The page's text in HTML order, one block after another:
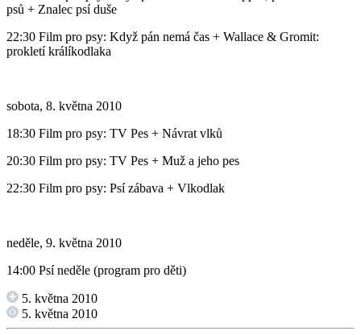
psů + Znalec psí duše
22:30 Film pro psy: Když pán nemá čas + Wallace & Gromit:
prokletí králíkodlaka
sobota, 8. května 2010
18:30 Film pro psy: TV Pes + Návrat vlků
20:30 Film pro psy: TV Pes + Muž a jeho pes
22:30 Film pro psy: Psí zábava + Vlkodlak
neděle, 9. května 2010
14:00 Psí neděle (program pro děti)
5. května 2010
5. května 2010